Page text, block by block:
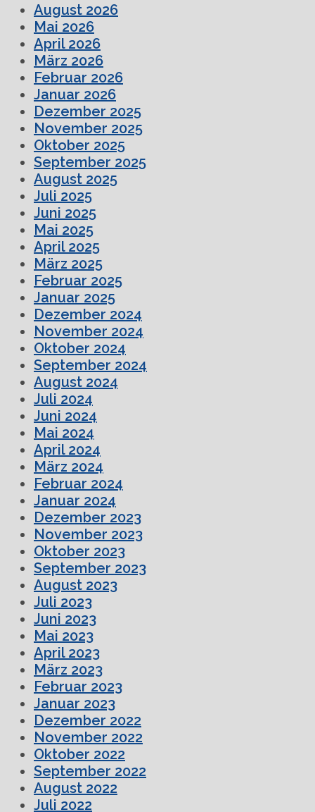
August 2026
Mai 2026
April 2026
März 2026
Februar 2026
Januar 2026
Dezember 2025
November 2025
Oktober 2025
September 2025
August 2025
Juli 2025
Juni 2025
Mai 2025
April 2025
März 2025
Februar 2025
Januar 2025
Dezember 2024
November 2024
Oktober 2024
September 2024
August 2024
Juli 2024
Juni 2024
Mai 2024
April 2024
März 2024
Februar 2024
Januar 2024
Dezember 2023
November 2023
Oktober 2023
September 2023
August 2023
Juli 2023
Juni 2023
Mai 2023
April 2023
März 2023
Februar 2023
Januar 2023
Dezember 2022
November 2022
Oktober 2022
September 2022
August 2022
Juli 2022